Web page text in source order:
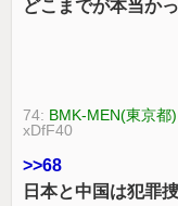
どこまでが本当か
74: BMK-MEN(東京都
xDfF40
>>68
日本と中国は犯罪